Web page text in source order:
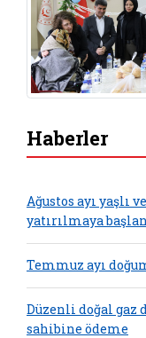
Haberler
Ağustos ayı yaşlı
yatırılmaya
Temmuz ayı
Düzenli doğal gaz
sahibine ödeme